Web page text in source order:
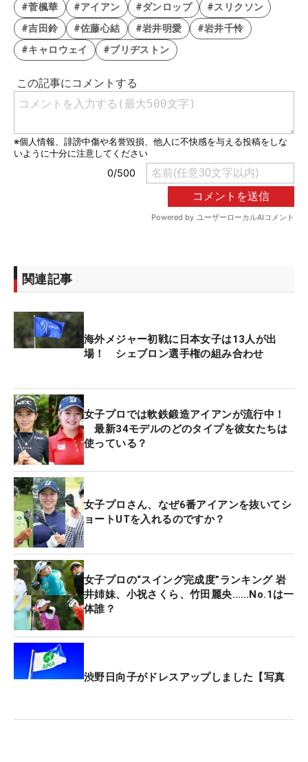
#菅楓華 #アイアン #ダンロップ
#スリクソン
#吉田鈴
#佐藤心結 #岩井明愛
#岩井千怜
#キャロウェイ
#ブリヂストン
関連記事
海外メジャー初戦に日本女子は13人が出
場！ シェブロン選手権の組み合わせ
女子プロでは軟鉄鍛造アイアンが流行中！
最新34モデルのどのタイプを彼女たちは
使っている？
女子プロさん、なぜ6番アイアンを抜いてシ
ョートUTを入れるのですか？
女子プロの“スイング完成度”ランキング 岩
井姉妹、小祝さくら、竹田麗央……No.1は一
体誰？
渋野日向子がドレスアップしました【写真